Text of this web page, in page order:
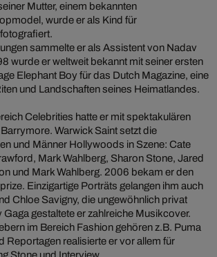
Mutter, einem bekannten
wurde er als Kind für
sammelte er als Assistent von Nadav
wurde er weltweit bekannt mit seiner ersten
Elephant Boy für das Dutch Magazine, eine
und Landschaften seines Heimatlandes.
Celebrities hatte er mit spektakulären
Warwick Saint setzt die
und Männer Hollywoods in Szene: Cate
Mark Wahlberg, Sharon Stone, Jared
und Mark Wahlberg. 2006 bekam er den
Einzigartige Porträts gelangen ihm auch
Chloe Savigny, die ungewöhnlich privat
gestaltete er zahlreiche Musikcover.
im Bereich Fashion gehören z.B. Puma
Reportagen realisierte er vor allem für